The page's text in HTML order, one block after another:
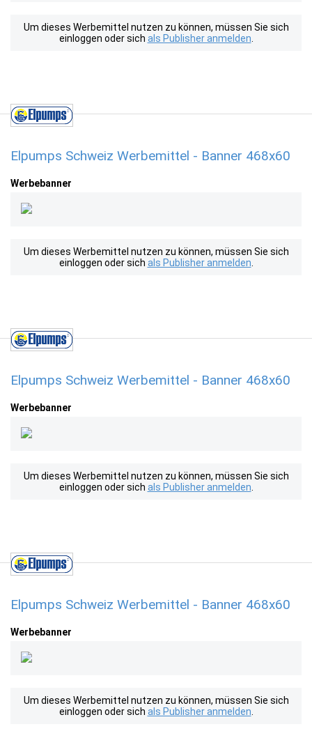
Um dieses Werbemittel nutzen zu können, müssen Sie sich
einloggen oder sich als Publisher anmelden
Elpumps Schweiz Werbemittel - Banner 468x60
Werbebanner
Um dieses Werbemittel nutzen zu können, müssen Sie sich
einloggen oder sich als Publisher anmelden
Elpumps Schweiz Werbemittel - Banner 468x60
Werbebanner
Um dieses Werbemittel nutzen zu können, müssen Sie sich
einloggen oder sich als Publisher anmelden
Elpumps Schweiz Werbemittel - Banner 468x60
Werbebanner
Um dieses Werbemittel nutzen zu können, müssen Sie sich
einloggen oder sich als Publisher anmelden